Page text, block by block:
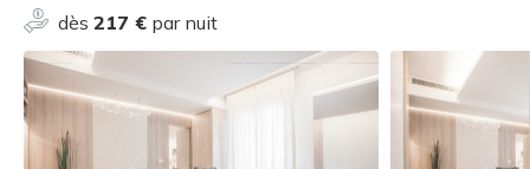
dès 217 € par nuit